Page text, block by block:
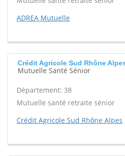
ADREA Mutuelle
Crédit Agricole Sud Rhône
Mutuelle Santé Sénior
Département: 38
Mutuelle santé retraite sénior
Crédit Agricole Sud Rhône Alpes